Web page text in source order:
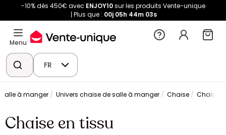
-10% dès 450€ avec ENJOY10sur les produits Vente-unique
Plus que : 00j 05h 44m 02s
Menu
FR
salle à manger Univers chaise de salle à manger Chaise Chaise
Chaise en tissu